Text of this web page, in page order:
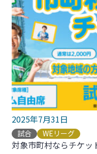
2025年7月31日
試合 WEリーグ